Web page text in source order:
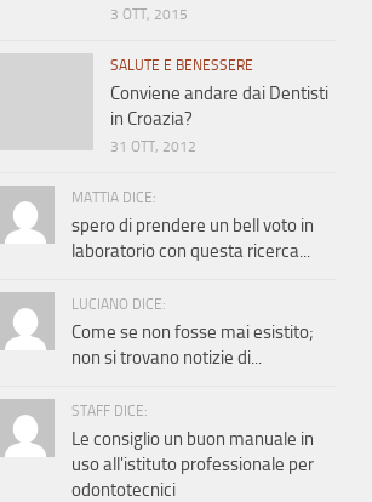
3 OTT, 2015
SALUTE E BENESSERE
Conviene andare dai Dentisti
in Croazia?
31 OTT, 2012
MATTIA DICE:
spero di prendere un bell voto in
laboratorio con questa ricerca...
LUCIANO DICE:
Come se non fosse mai esistito;
non si trovano notizie di...
STAFF DICE:
Le consiglio un buon manuale in
uso all'istituto professionale per
odontotecnici